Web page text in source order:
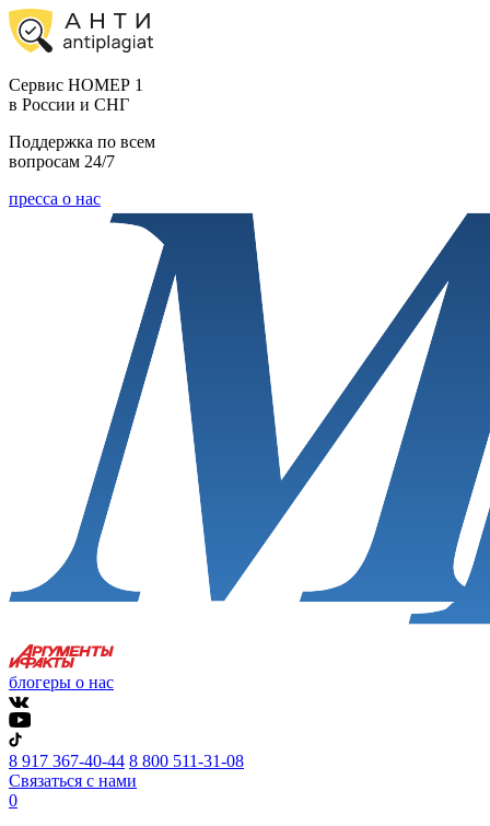
Cервис НОМЕР 1
в России и СНГ
Поддержка по всем
вопросам 24/7
пресса о нас
блогеры о нас
8 917 367-40-44 8 800 511-31-08
Связаться с нами
0